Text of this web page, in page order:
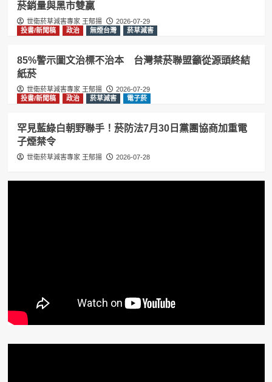
菸銷量與黑市雙贏
世衛菸草減害專家 王郁揚
2026-07-29
投書/新聞稿
政治 無煙台灣 菸草減害
85%警示圖文治標不治本 台灣禁菸聯盟籲從源頭終結
紙菸
世衛菸草減害專家 王郁揚
2026-07-29
投書/新聞稿
政治 菸草減害 電子菸
罕見藍綠白朝野聯手！菸防法7月30日黨團協商加重電
子煙禁令
世衛菸草減害專家 王郁揚 2026-07-28